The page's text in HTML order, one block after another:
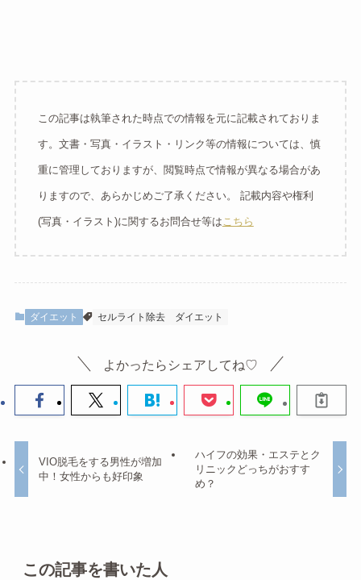
この記事は執筆された時点での情報を元に記載されておりま
す。文書・写真・イラスト・リンク等の情報については、慎
重に管理しておりますが、閲覧時点で情報が異なる場合があ
りますので、あらかじめご了承ください。 記載内容や権利
(写真・イラスト)に関するお問合せ等は こちら
ダイエット セルライト除去 ダイエット
よかったらシェアしてね♡
VIO脱毛をする男性が増加
中！女性からも好印象
ハイフの効果・エステとク
リニックどっちがおすす
め？
この記事を書いた人